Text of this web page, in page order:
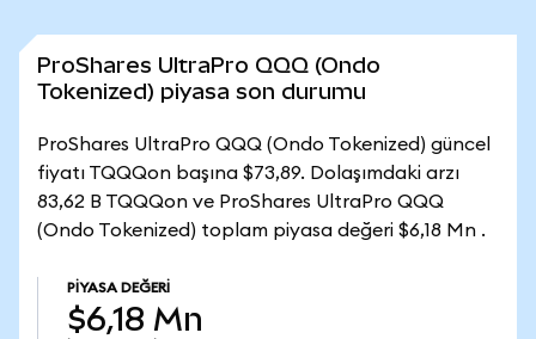
ProShares UltraPro QQQ (Ondo
Tokenized) piyasa son durumu
ProShares UltraPro QQQ (Ondo Tokenized) güncel
fiyatı TQQQon başına $73,89. Dolaşımdaki arzı
83,62 B TQQQon ve ProShares UltraPro QQQ
(Ondo Tokenized) toplam piyasa değeri $6,18 Mn .
PIYASA DEĞERI
$6,18 Mn